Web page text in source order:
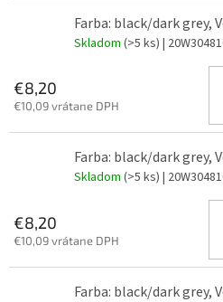
Farba: black/dark grey,
Skladom (>5 ks) |
€8,20
€10,09 vrátane DPH
Farba: black/dark grey,
Skladom (>5 ks) |
€8,20
€10,09 vrátane DPH
Farba: black/dark grey,